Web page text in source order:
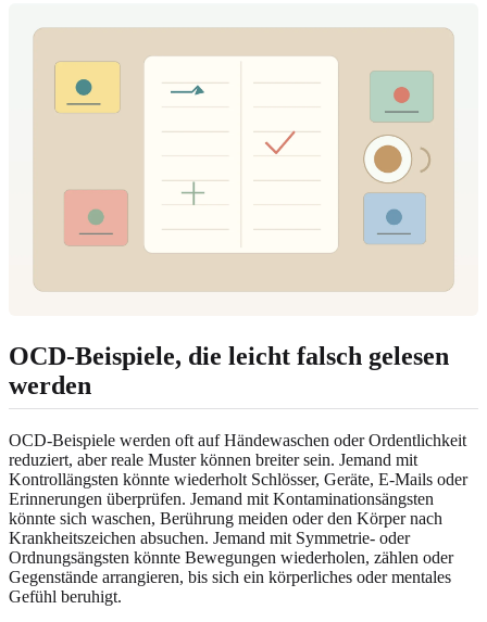
OCD-Beispiele, die leicht falsch gelesen
werden
OCD-Beispiele werden oft auf Händewaschen oder Ordentlichkeit
reduziert, aber reale Muster können breiter sein. Jemand mit
Kontrollängsten könnte wiederholt Schlösser, Geräte, E-Mails oder
Erinnerungen überprüfen. Jemand mit Kontaminationsängsten
könnte sich waschen, Berührung meiden oder den Körper nach
Krankheitszeichen absuchen. Jemand mit Symmetrie- oder
Ordnungsängsten könnte Bewegungen wiederholen, zählen oder
Gegenstände arrangieren, bis sich ein körperliches oder mentales
Gefühl beruhigt.